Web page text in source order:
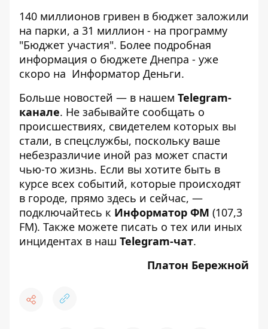
140 миллионов гривен в бюджет заложили
на парки, а 31 миллион - на программу
"Бюджет участия". Более подробная
информация о бюджете Днепра - уже
скоро на Информатор Деньги.
Больше новостей — в нашем Telegram-
канале. Не забывайте сообщать о
происшествиях, свидетелем которых вы
стали, в спецслужбы, поскольку ваше
небезразличие иной раз может спасти
чью-то жизнь. Если вы хотите быть в
курсе всех событий, которые происходят
в городе, прямо здесь и сейчас, —
подключайтесь к Информатор ФМ (107,3
FM). Также можете писать о тех или иных
инцидентах в наш Telegram-чат.
Платон Бережной